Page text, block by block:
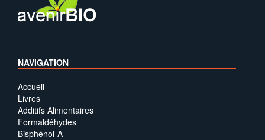
NAVIGATION
Accueil
Livres
Additifs Alimentaires
Formaldéhydes
Bisphénol-A